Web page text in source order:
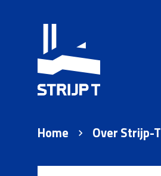
Home Over Strijp-T